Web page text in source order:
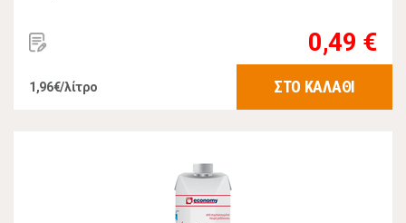
0,49 €
1,96€/λίτρο ΣΤΟ ΚΑΛΑΘΙ